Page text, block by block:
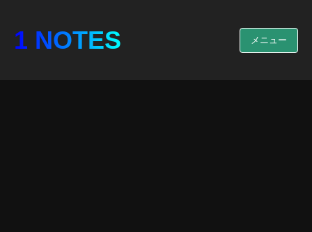
1 NOTES メニュー